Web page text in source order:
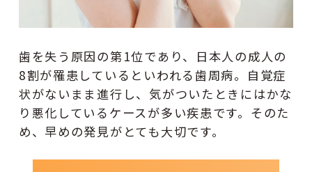
歯を失う原因の第1位であり、日本人の成人の
8割が罹患しているといわれる歯周病。自覚症
状がないまま進行し、気がついたときにはかな
り悪化しているケースが多い疾患です。そのた
め、早めの発見がとても大切です。